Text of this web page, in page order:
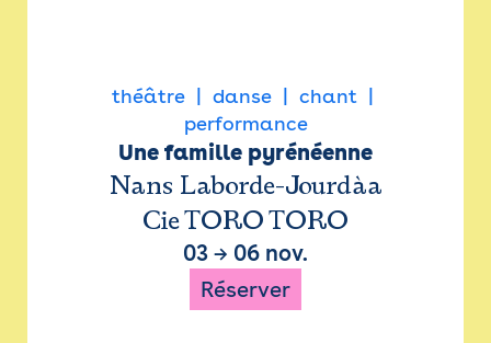
théâtre danse
chant
performance
Une famille pyrénéenne
Nans Laborde-Jourdàa
Cie TORO TORO
03 → 06 nov.
Réserver